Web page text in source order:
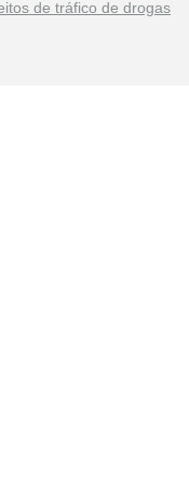
de tráfico de drogas